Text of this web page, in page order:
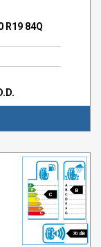
R19 84Q
C
B
70 dB